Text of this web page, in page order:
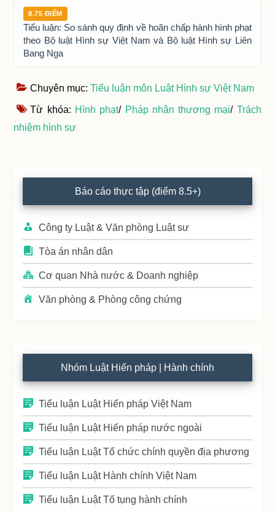
8.75 ĐIỂM
Tiểu luận: So sánh quy định về hoãn chấp hành hình phạt
theo Bộ luật Hình sự Việt Nam và Bộ luật Hình sự Liên
Bang Nga
Chuyên mục:Tiểu luận môn Luật Hình sự Việt Nam
Từ khóa: Hình phạt/ Pháp nhân thương mại/ Trách
nhiệm hình sự
Primary
Sidebar
Báo cáo thực tập (điểm 8.5+)
Công ty Luật & Văn phòng Luật sư
Tòa án nhân dân
Cơ quan Nhà nước & Doanh nghiệp
Văn phòng & Phòng công chứng
Nhóm Luật Hiến pháp | Hành chính
Tiểu luận Luật Hiến pháp Việt Nam
Tiểu luận Luật Hiến pháp nước ngoài
Tiểu luận Luật Tổ chức chính quyền địa phương
Tiểu luận Luật Hành chính Việt Nam
Tiểu luận Luật Tố tụng hành chính